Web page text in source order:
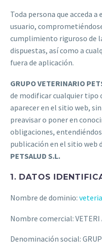
Toda persona que acceda
usuario,
cumplimiento riguroso de
dispuestas, así como a
fuera de aplicación.
GRUPO VETERINARIO
de modificar cualquier tipo
aparecer en el sitio web,
preavisar o poner en
obligaciones,
publicación en el sitio web
PETSALUD S.L.
1. DATOS
Nombre de dominio:
Nombre comercial: VETERI
Denominación social: